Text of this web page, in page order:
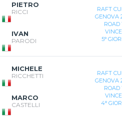
PIETRO
RICCI
IVAN
PARODI
RAFT
GENOVA
ROAD
5°
MICHELE
RICCHETTI
MARCO
CASTELLI
RAFT
GENOVA
ROAD
4°